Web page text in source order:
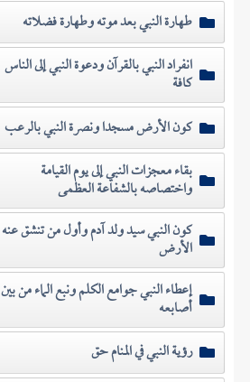
طهارة النبي بعد موته وطهارة فضلاته
انفراد النبي بالقرآن ودعوة النبي إلى الناس
كافة
كون الأرض مسجدا ونصرة النبي بالرعب
بقاء معجزات النبي إلى يوم القيامة
واختصاصه بالشفاعة العظمى
كون النبي سيد ولد آدم وأول من تنشق عنه
الأرض
إعطاء النبي جوامع الكلم ونبع الماء من بين
أصابعه
رؤية النبي في المنام حق